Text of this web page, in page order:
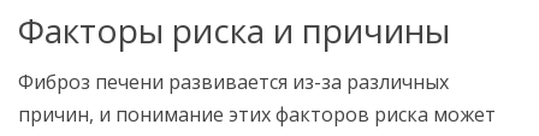
Факторы риска и причины
Фиброз печени развивается из-за различных
причин, и понимание этих факторов риска может